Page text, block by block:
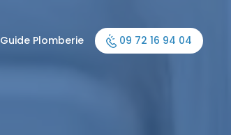
Guide Plomberie 09 72 16 94 04